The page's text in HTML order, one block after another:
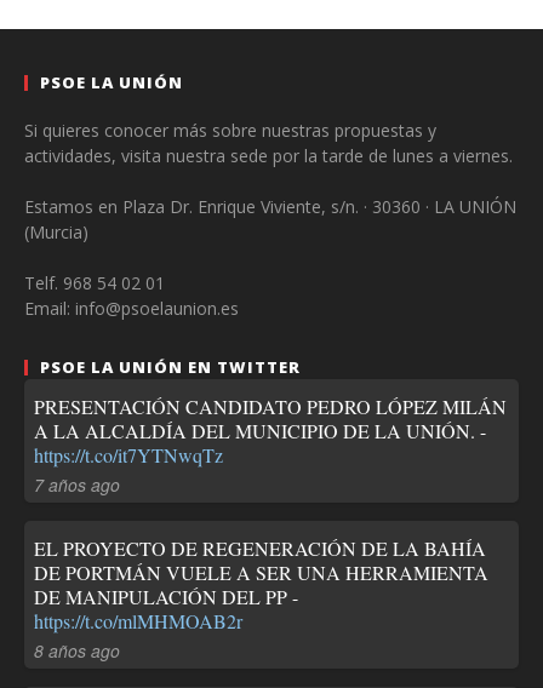
PSOE LA UNIÓN
Si quieres conocer más sobre nuestras propuestas y
actividades, visita nuestra sede por la tarde de lunes a viernes.
Estamos en Plaza Dr. Enrique Viviente, s/n. · 30360 · LA UNIÓN
(Murcia)
Telf. 968 54 02 01
Email: info@psoelaunion.es
PSOE LA UNIÓN EN TWITTER
PRESENTACIÓN CANDIDATO PEDRO LÓPEZ MILÁN
A LA ALCALDÍA DEL MUNICIPIO DE LA UNIÓN. -
https://t.co/it7YTNwqTz
7 años ago
EL PROYECTO DE REGENERACIÓN DE LA BAHÍA
DE PORTMÁN VUELE A SER UNA HERRAMIENTA
DE MANIPULACIÓN DEL PP -
https://t.co/mlMHMOAB2r
8 años ago